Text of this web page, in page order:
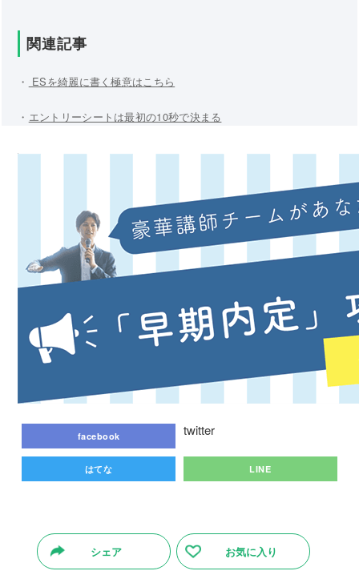
関連記事
・ ESを綺麗に書く極意はこちら
・ エントリーシートは最初の10秒で決まる
facebook twitter
はてな LINE
シェア お気に入り